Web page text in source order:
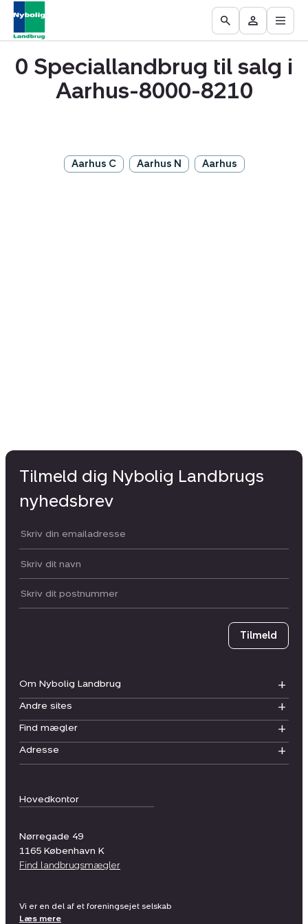
Ejendomme
til
Find
mægler
Få
vurderet
ejendom
Go
to
the
Search
page
Besøg
Mit
område
Åbn
0 Speciallandbrug til salg i
Aarhus-8000-8210
Aarhus C Aarhus N Aarhus
Hovedkontor
Nørregade 49
1165 København K
Find landbrugsmægler
Om Nybolig Landbrug
Andre sites
Find mægler
Adresse
Tilmeld dig Nybolig Landbrugs
nyhedsbrev
Din email:
Dit navn:
Postnummer
Tilmeld
Vi er en del af et foreningsejet selskab
Læs mere